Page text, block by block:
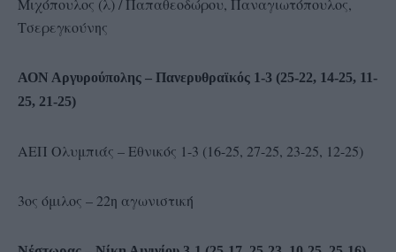
Μιχόπουλος (λ) / Παπαθεοδώρου, Παναγιωτόπουλος,
Τσερεγκούνης
ΑΟΝ Αργυρούπολης – Πανερυθραϊκός 1-3 (25-22, 14-25, 11-
25, 21-25)
ΑΕΠ Ολυμπιάς – Εθνικός 1-3 (16-25, 27-25, 23-25, 12-25)
3ος όμιλος – 22η αγωνιστική